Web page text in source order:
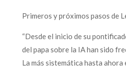
Primeros y próximos pasos de
“Desde el inicio de su
del papa sobre la IA han sido
La más sistemática hasta ahora